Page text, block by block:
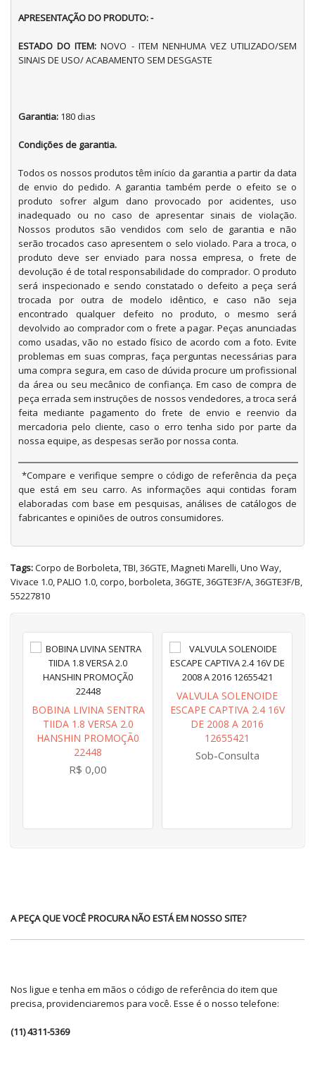
APRESENTAÇÃO DO PRODUTO: -
ESTADO DO ITEM: NOVO - ITEM NENHUMA VEZ UTILIZADO/SEM
SINAIS DE USO/ ACABAMENTO SEM DESGASTE
Garantia: 180 dias
Condições de garantia.
Todos os nossos produtos têm início da garantia a partir da data
de envio do pedido. A garantia também perde o efeito se o
produto sofrer algum dano provocado por acidentes, uso
inadequado ou no caso de apresentar sinais de violação.
Nossos produtos são vendidos com selo de garantia e não
serão trocados caso apresentem o selo violado. Para a troca, o
produto deve ser enviado para nossa empresa, o frete de
devolução é de total responsabilidade do comprador. O produto
será inspecionado e sendo constatado o defeito a peça será
trocada por outra de modelo idêntico, e caso não seja
encontrado qualquer defeito no produto, o mesmo será
devolvido ao comprador com o frete a pagar. Peças anunciadas
como usadas, vão no estado físico de acordo com a foto. Evite
problemas em suas compras, faça perguntas necessárias para
uma compra segura, em caso de dúvida procure um profissional
da área ou seu mecânico de confiança. Em caso de compra de
peça errada sem instruções de nossos vendedores, a troca será
feita mediante pagamento do frete de envio e reenvio da
mercadoria pelo cliente, caso o erro tenha sido por parte da
nossa equipe, as despesas serão por nossa conta.
*Compare e verifique sempre o código de referência da peça
que está em seu carro. As informações aqui contidas foram
elaboradas com base em pesquisas, análises de catálogos de
fabricantes e opiniões de outros consumidores.
Tags:Corpo de Borboleta,TBI,36GTE,Magneti Marelli,Uno Way,
Vivace 1.0,PALIO 1.0,corpo,borboleta,36GTE,36GTE3F/A,36GTE3F/B,
55227810
BOBINA LIVINA SENTRA
TIIDA 1.8 VERSA 2.0
HANSHIN PROMOÇÃ0
22448
R$ 0,00
VALVULA SOLENOIDE
ESCAPE CAPTIVA 2.4 16V
DE 2008 A 2016
12655421
Sob-Consulta
A PEÇA QUE VOCÊ PROCURA NÃO ESTÁ EM NOSSO SITE?
Nos ligue e tenha em mãos o código de referência do item que
precisa, providenciaremos para você. Esse é o nosso telefone:
(11) 4311-5369